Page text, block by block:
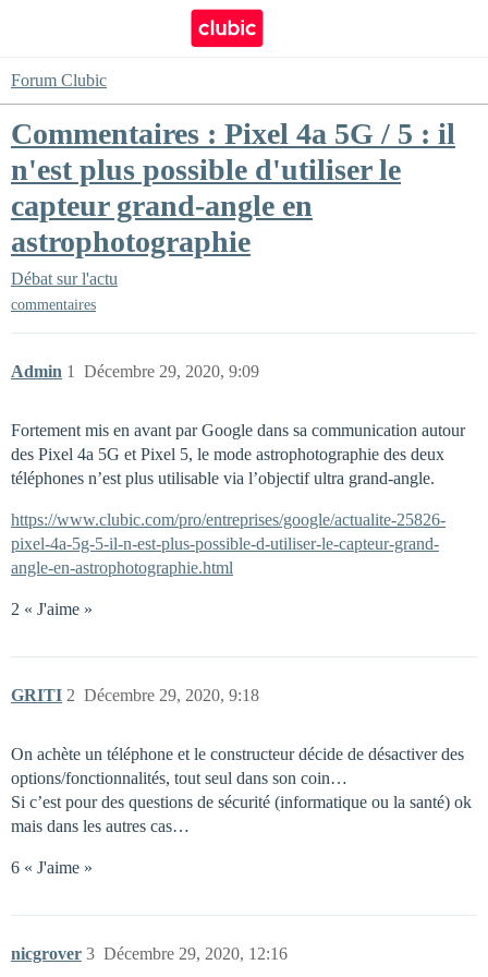
Forum Clubic
Commentaires : Pixel 4a 5G / 5 : il
n'est plus possible d'utiliser le
capteur grand-angle en
astrophotographie
Débat sur l'actu
commentaires
Admin Décembre 29, 2020, 9:09
1
Fortement mis en avant par Google dans sa communication autour
des Pixel 4a 5G et Pixel 5, le mode astrophotographie des deux
téléphones n’est plus utilisable via l’objectif ultra grand-angle.
https://www.clubic.com/pro/entreprises/google/actualite-25826-
pixel-4a-5g-5-il-n-est-plus-possible-d-utiliser-le-capteur-grand-
angle-en-astrophotographie.html
2 « J'aime »
GRITI Décembre 29, 2020, 9:18
2
On achète un téléphone et le constructeur décide de désactiver des
options/fonctionnalités, tout seul dans son coin…
Si c’est pour des questions de sécurité (informatique ou la santé) ok
mais dans les autres cas…
6 « J'aime »
nicgrover Décembre 29, 2020, 12:16
3